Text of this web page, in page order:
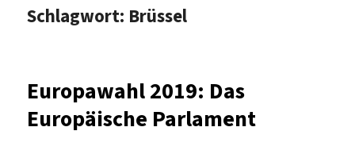
Schlagwort: Brüssel
Europawahl 2019: Das
Europäische Parlament